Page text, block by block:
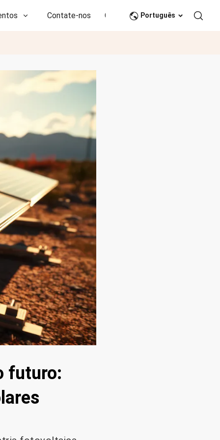
Contate-nos CN Português
futuro: